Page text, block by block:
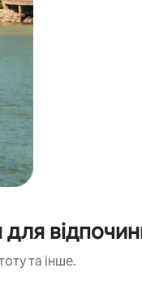
та інше.